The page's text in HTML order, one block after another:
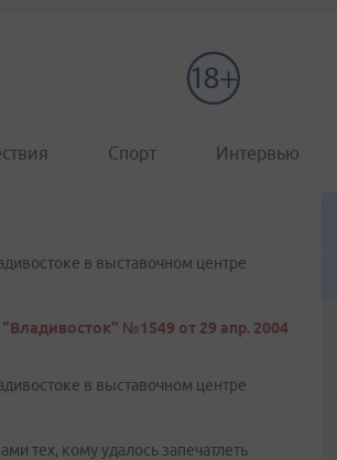
Спорт Интервью
в выставочном центре
№1549 от 29 апр. 2004
в выставочном центре
тех, кому удалось запечатлеть